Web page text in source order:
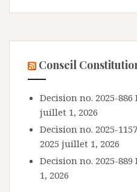
Conseil
Decision no. 2025-886
juillet 1, 2026
Decision no. 2025-
2025 juillet 1, 2026
Decision no. 2025-889
1, 2026